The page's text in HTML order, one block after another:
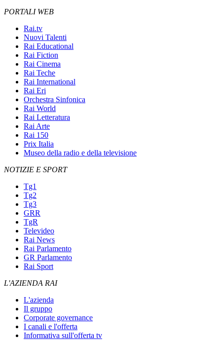
PORTALI WEB
Rai.tv
Nuovi Talenti
Rai Educational
Rai Fiction
Rai Cinema
Rai Teche
Rai International
Rai Eri
Orchestra Sinfonica
Rai World
Rai Letteratura
Rai Arte
Rai 150
Prix Italia
Museo della radio e della televisione
NOTIZIE E SPORT
Tg1
Tg2
Tg3
GRR
TgR
Televideo
Rai News
Rai Parlamento
GR Parlamento
Rai Sport
L'AZIENDA RAI
L'azienda
Il gruppo
Corporate governance
I canali e l'offerta
Informativa sull'offerta tv